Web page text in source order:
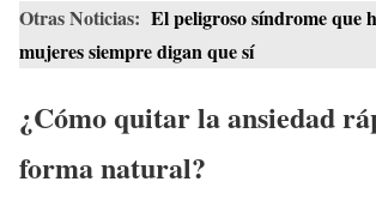
Otras Noticias: El peligroso síndrome que
mujeres siempre digan que sí
¿Cómo quitar la ansiedad
forma natural?